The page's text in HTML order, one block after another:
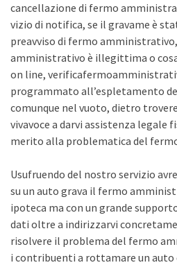
cancellazione di fermo
vizio di notifica, se il gravame è
preavviso di fermo
amministrativo è illegittima o
on line,
programmato all’espletamento
comunque nel vuoto, dietro
vivavoce a darvi assistenza legale
merito alla problematica del
Usufruendo del nostro servizio
su un auto grava il fermo
ipoteca ma con un grande
dati oltre a indirizzarvi
risolvere il problema del fermo
i contribuenti a rottamare un auto